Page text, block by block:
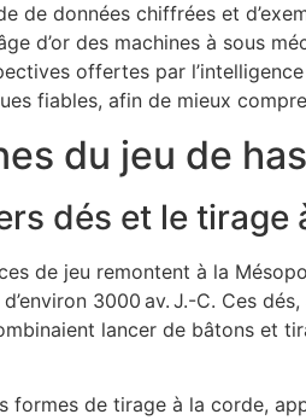
de données chiffrées et
d’or des machines à sous
offertes par
fiables, afin de mieux
du jeu de
dés et le
de jeu remontent à la
3000 av. J.-C. Ces
lancer de bâtons et
formes de tirage à la corde,